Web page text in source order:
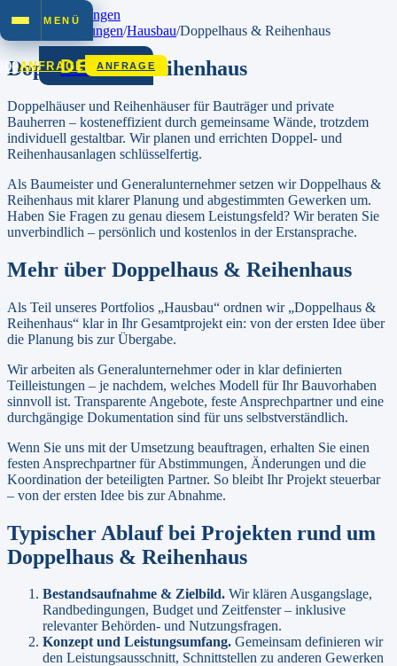
Zum Inhalt springen
MENÜ
DEZET
ANFRAGE ANFRAGE
Leistungen/Hausbau/Doppelhaus & Reihenhaus
Doppelhaus & Reihenhaus
Doppelhäuser und Reihenhäuser für Bauträger und private
Bauherren – kosteneffizient durch gemeinsame Wände, trotzdem
individuell gestaltbar. Wir planen und errichten Doppel- und
Reihenhausanlagen schlüsselfertig.
Als Baumeister und Generalunternehmer setzen wirDoppelhaus &
Reihenhaus mit klarer Planung und abgestimmten Gewerken um.
Haben Sie Fragen zu genau diesem Leistungsfeld? Wir beraten Sie
unverbindlich – persönlich und kostenlos in der Erstansprache.
Mehr über Doppelhaus & Reihenhaus
Als Teil unseres Portfolios „Hausbau“ ordnen wir „Doppelhaus &
Reihenhaus“ klar in Ihr Gesamtprojekt ein: von der ersten Idee über
die Planung bis zur Übergabe.
Wir arbeiten als Generalunternehmer oder in klar definierten
Teilleistungen – je nachdem, welches Modell für Ihr Bauvorhaben
sinnvoll ist. Transparente Angebote, feste Ansprechpartner und eine
durchgängige Dokumentation sind für uns selbstverständlich.
Wenn Sie uns mit der Umsetzung beauftragen, erhalten Sie einen
festen Ansprechpartner für Abstimmungen, Änderungen und die
Koordination der beteiligten Partner. So bleibt Ihr Projekt steuerbar
– von der ersten Idee bis zur Abnahme.
Typischer Ablauf bei Projekten rund um
Doppelhaus & Reihenhaus
Bestandsaufnahme & Zielbild. Wir klären Ausgangslage,
Randbedingungen, Budget und Zeitfenster – inklusive
relevanter Behörden- und Nutzungsfragen.
Konzept und Leistungsumfang. Gemeinsam definieren wir
den Leistungsausschnitt, Schnittstellen zu anderen Gewerken